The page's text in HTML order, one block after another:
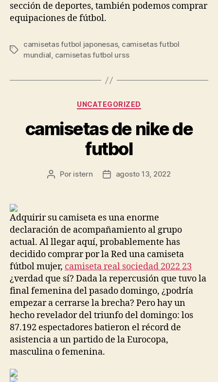
sección de deportes, también podemos comprar
equipaciones de fútbol.
Etiquetas
camisetas futbol japonesas, camisetas futbol
mundial, camisetas futbol urss
Categorías
UNCATEGORIZED
camisetas de nike de
futbol
Autor
Por istern
Fechaagosto 13, 2022
Adquirir su camiseta es una enorme
declaración de acompañamiento al grupo
actual. Al llegar aquí, probablemente has
decidido comprar por la Red una camiseta
fútbol mujer, camiseta real sociedad 2022 23
¿verdad que sí? Dada la repercusión que tuvo la
final femenina del pasado domingo, ¿podría
empezar a cerrarse la brecha? Pero hay un
hecho revelador del triunfo del domingo: los
87.192 espectadores batieron el récord de
asistencia a un partido de la Eurocopa,
masculina o femenina.